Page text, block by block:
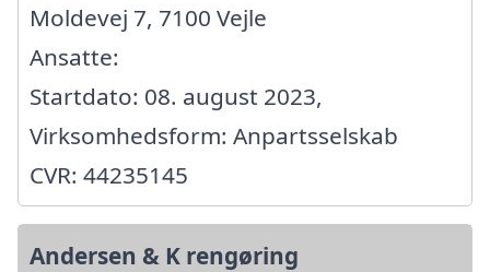
Moldevej 7, 7100 Vejle
Ansatte:
Startdato: 08. august 2023,
Virksomhedsform: Anpartsselskab
CVR: 44235145
Andersen & K rengøring